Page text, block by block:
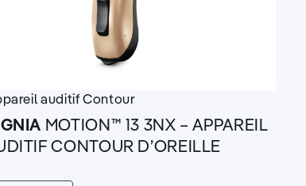
auditifContour
MOTION™ 13 3NX – APPAREIL
CONTOUR D’OREILLE